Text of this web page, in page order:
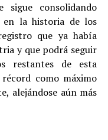
consolidando
en la historia de los
que ya había
y que podrá seguir
restantes de esta
como máximo
alejándose aún más